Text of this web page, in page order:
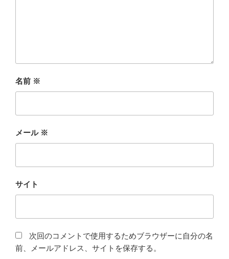
名前 ※
メール ※
サイト
次回のコメントで使用するためブラウザーに自分の名
前、メールアドレス、サイトを保存する。